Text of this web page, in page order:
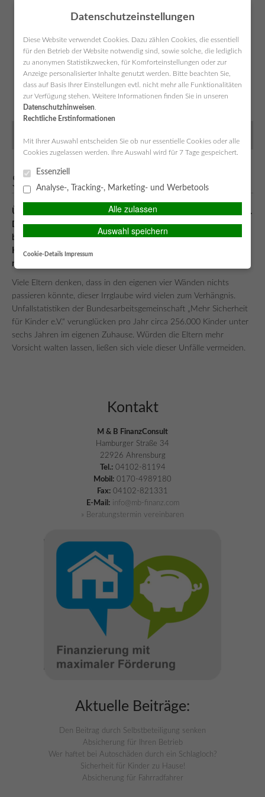
Anfahrt Kontakt Datenschutz Impressum SIMPLR-LOGIN
Sicherheit für Kinder zu Hause!
Über die Sicherheit der Kinder nachzudenken ist für jeden wichtig.
Deshalb wird am 10 Juni der nationale Kindersicherheitstag
begangen. Doch was viele nicht wissen: die meisten Unfälle bei
Kindern unter sechs Jahren passieren in den eigenen vier Wänden,
nicht etwa auf der Straße oder dem Spielplatz.
Viele Eltern denken, dass in den eigenen vier Wänden nichts
passieren könnte, dieser Irrglaube wird vielen zum Verhängnis.
Unfallstatistiken der Bundesarbeitsgemeinschaft „Mehr Sicherheit
für Kinder e.V.“ verunglücken pro Jahr circa 256.000 Kinder unter
sechs Jahren im eigenen Zuhause. Würden die Eltern mehr
Vorsicht walten lassen, ließen sich viele dieser Unfälle vermeiden.
Kontakt
M & B FinanzConsult
Hamburger Straße 34
22926 Ahrensburg
Tel.:04102-81194
Mobil: 0170-4989180
Fax: 04102-821331
E-Mail: info@mb-finanz.com
» Beratungstermin vereinbaren
Aktuelle Beiträge:
Den Beitrag durch Selbstbeteiligung senken
Absicherung für Ihren Betrieb
Wer haftet bei Autoschäden durch ein Schlagloch?
Sicherheit für Kinder zu Hause!
Absicherung für Fahrradfahrer
Datenschutzeinstellungen
Diese Website verwendet Cookies. Dazu zählen Cookies, die essentiell
für den Betrieb der Website notwendig sind, sowie solche, die lediglich
zu anonymen Statistikzwecken, für Komforteinstellungen oder zur
Anzeige personalisierter Inhalte genutzt werden. Bitte beachten Sie,
dass auf Basis Ihrer Einstellungen evtl. nicht mehr alle Funktionalitäten
zur Verfügung stehen. Weitere Informationen finden Sie in unseren
Datenschutzhinweisen
Rechtliche Erstinformationen
Mit Ihrer Auswahl entscheiden Sie ob nur essentielle Cookies oder alle
Cookies zugelassen werden. Ihre Auswahl wird für 7 Tage gespeichert.
Essenziell
Analyse-, Tracking-, Marketing- und Werbetools
Alle zulassen
Auswahl speichern
Cookie-Details Impressum